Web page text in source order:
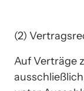
(2)
Auf Verträge